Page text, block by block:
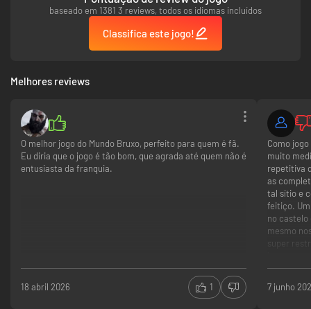
baseado em 1381 3 reviews, todos os idiomas incluídos
Classifica este jogo!
Melhores reviews
O melhor jogo do Mundo Bruxo, perfeito para quem é fã.
Eu diria que o jogo é tão bom, que agrada até quem não é
entusiasta da franquia.
18 abril 2026 1
Como
muito
repetitiva
as
tal sítio e
feitiço.
no castelo
mesmo
muito
7 junho